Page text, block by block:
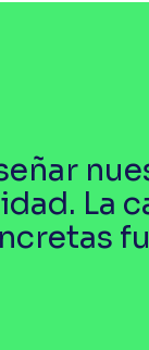
La